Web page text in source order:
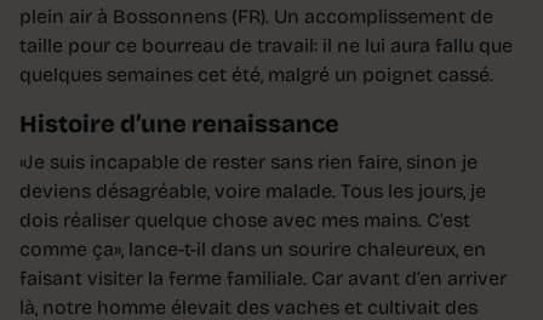
plein air à Bossonnens (FR). Un accomplissement de
taille pour ce bourreau de travail: il ne lui aura fallu que
quelques semaines cet été, malgré un poignet cassé.
Histoire d’une renaissance
«Je suis incapable de rester sans rien faire, sinon je
deviens désagréable, voire malade. Tous les jours, je
dois réaliser quelque chose avec mes mains. C’est
comme ça», lance-t-il dans un sourire chaleureux, en
faisant visiter la ferme familiale. Car avant d’en arriver
là, notre homme élevait des vaches et cultivait des